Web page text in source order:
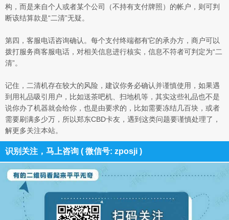
构，而是来自个人或者某个公司（不持有支付牌照）的帐户，则可判
断该结算款是“二清”无疑。
第四，客服电话咨询确认。每个支付终端都有它的承办方，商户可以
拨打服务商客服电话，对相关信息进行核实，信息不符者可判定为“二
清”。
记住，二清机存在较大的风险，建议你务必确认并谨慎使用，如果遇
到用礼品吸引用户，比如送茶吧机、扫地机等，其实这些礼品也不是
说你办了机器就会给你，也是由要求的，比如需要冻结几百块，或者
需要刷满多少万，所以郑东CBD卡友，遇到这类问题要谨慎处理了，
解更多关注本站。
识别关注，马上咨询 ( 微信号: zposji )